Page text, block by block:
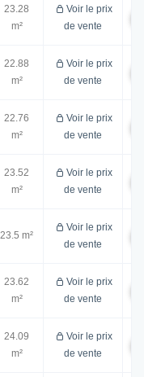
23.28
m²
Voir le prix
de vente
22.88
m²
Voir le prix
de vente
22.76
m²
Voir le prix
de vente
23.52
m²
Voir le prix
de vente
23.5 m²
Voir le prix
de vente
23.62
m²
Voir le prix
de vente
24.09
m²
Voir le prix
de vente